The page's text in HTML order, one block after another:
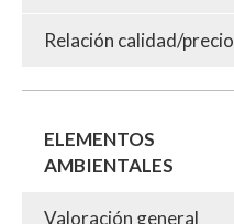
Relación calidad/precio
ELEMENTOS
AMBIENTALES
Valoración general